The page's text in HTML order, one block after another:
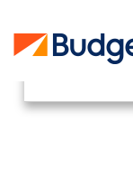
Locations
Ishikawa